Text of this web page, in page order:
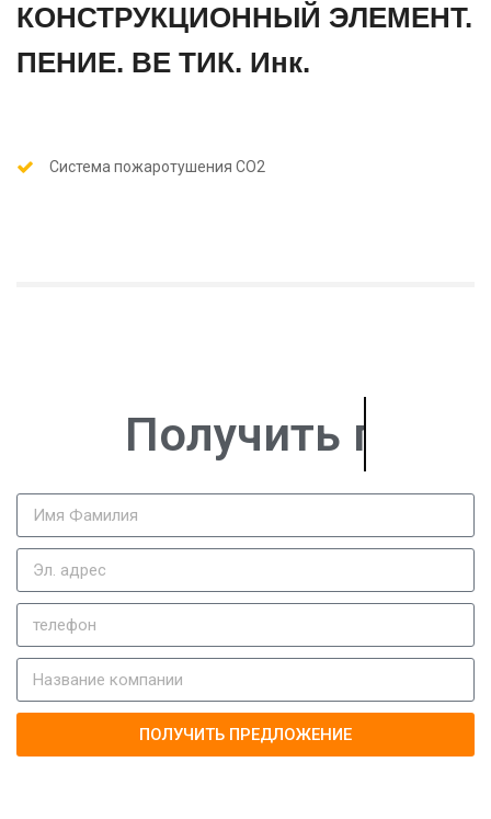
КОНСТРУКЦИОННЫЙ ЭЛЕМЕНТ.
ПЕНИЕ. ВЕ ТИК. Инк.
Система пожаротушения CO2
Получить
ПОЛУЧИТЬ ПРЕДЛОЖЕНИЕ